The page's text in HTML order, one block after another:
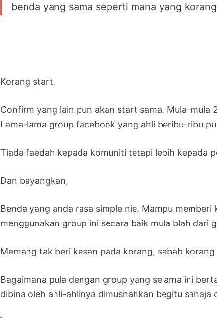
benda yang sama seperti mana yang
Korang start,
Confirm yang lain pun akan start sama. Mula-mula
Lama-lama group facebook yang ahli beribu-ribu
Tiada faedah kepada komuniti tetapi lebih kepada
Dan bayangkan,
Benda yang anda rasa simple nie. Mampu
menggunakan group ini secara baik mula blah dari
Memang tak beri kesan pada korang, sebab
Bagaimana pula dengan group yang selama ini
dibina oleh ahli-ahlinya dimusnahkan begitu sahaja